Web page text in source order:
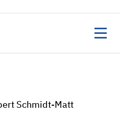
Schmidt-Matt